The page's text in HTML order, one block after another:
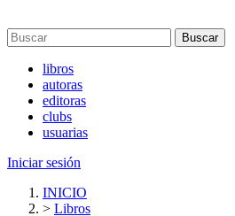
Buscar
libros
autoras
editoras
clubs
usuarias
Iniciar sesión
INICIO
> Libros